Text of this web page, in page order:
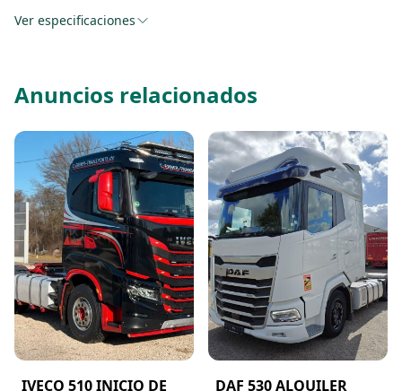
Ver especificaciones
Anuncios relacionados
IVECO 510 INICIO DE DAF 530 ALQUILER